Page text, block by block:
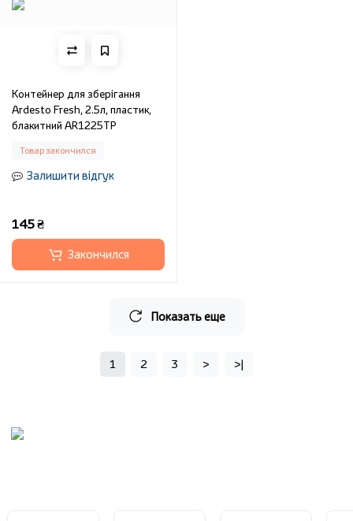
Контейнер для зберігання
Ardesto Fresh, 2.5л, пластик,
блакитний AR1225TP
Товар закончился
Залишити відгук
145 ₴
Закончился
Показать еще
1 2 3 > >|